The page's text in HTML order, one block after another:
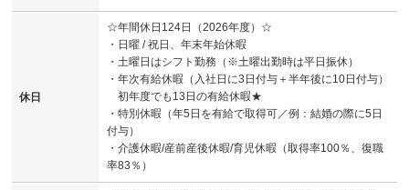
休日
☆年間休日124日（2026年度）☆
・日曜 / 祝日、年末年始休暇
・土曜日はシフト勤務（※土曜出勤時は平日振休）
・年次有給休暇（入社日に3日付与＋半年後に10日付与）
初年度でも13日の有給休暇★
・特別休暇（年5日を有給で取得可／例：結婚の際に5日
付与）
・介護休暇/産前産後休暇/育児休暇（取得率100％、復職
率83％）